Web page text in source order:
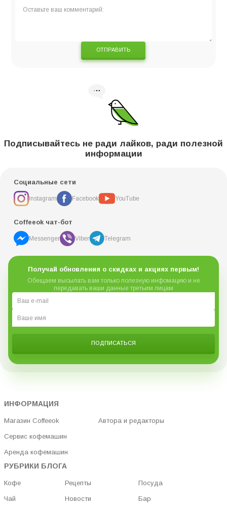
ОТПРАВИТЬ
Подписывайтесь не ради лайков, ради полезной
информации
Социальные сети
Instagram Facebook YouTube
Coffeeok чат-бот
Messenger Viber Telegram
Получай обновления о скидках и акциях первым!
Обещаем высылать вам только полезную инфомацию и не
передавать ваши данные третьим лицам
ПОДПИСАТЬСЯ
ИНФОРМАЦИЯ
Магазин Coffeeok
Сервис кофемашин
Аренда кофемашин
Автора и редакторы
РУБРИКИ БЛОГА
Кофе
Чай
Рецепты
Новости
Посуда
Бар